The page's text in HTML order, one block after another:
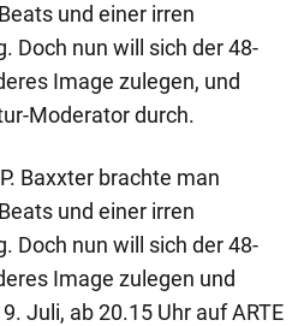
und einer irren
Doch nun will sich der 48-
Image zulegen, und
Moderator durch.
Baxxter brachte man
und einer irren
Doch nun will sich der 48-
Image zulegen und
Juli, ab 20.15 Uhr auf ARTE